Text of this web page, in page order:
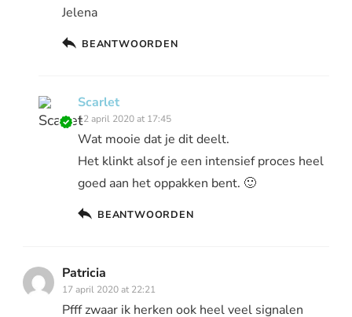
Jelena
BEANTWOORDEN
Scarlet
12 april 2020 at 17:45
Wat mooie dat je dit deelt.
Het klinkt alsof je een intensief proces heel
goed aan het oppakken bent. 🙂
BEANTWOORDEN
Patricia
17 april 2020 at 22:21
Pfff zwaar ik herken ook heel veel signalen